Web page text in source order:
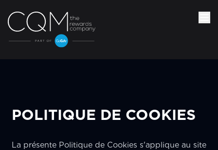
POLITIQUE DE COOKIES
La présente Politique de Cookies s'applique au site